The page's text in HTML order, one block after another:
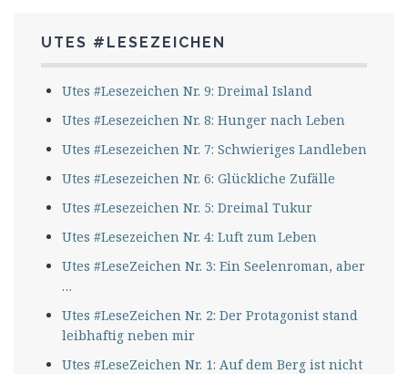
UTES #LESEZEICHEN
Utes #Lesezeichen Nr. 9: Dreimal Island
Utes #Lesezeichen Nr. 8: Hunger nach Leben
Utes #Lesezeichen Nr. 7: Schwieriges Landleben
Utes #Lesezeichen Nr. 6: Glückliche Zufälle
Utes #Lesezeichen Nr. 5: Dreimal Tukur
Utes #Lesezeichen Nr. 4: Luft zum Leben
Utes #LeseZeichen Nr. 3: Ein Seelenroman, aber
…
Utes #LeseZeichen Nr. 2: Der Protagonist stand
leibhaftig neben mir
Utes #LeseZeichen Nr. 1: Auf dem Berg ist nicht